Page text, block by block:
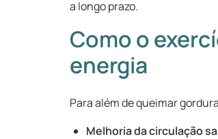
a longo prazo.
Como o
energia
Para além de queimar
Melhoria da circulação